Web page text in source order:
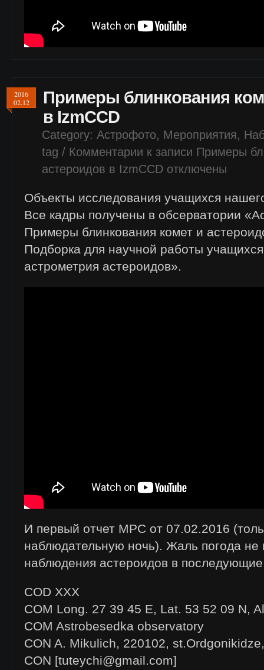
2016
02.12
Примеры блинкования
в IzmCCD
Category: Астрофото, Мероприятия,
tag / Комментарии к записи Примеры
астероидов в IzmCCD отключены
Объекты исследования учащихся
Все кадры получены в обсерватории
Примеры блинкования комет и
Подборка для научной работы
астрометрия астероидов».
И первый отчет MPC от 07.02.2016
наблюдательную ночь). Жаль погода не
наблюдения астероидов в
COD XXX
COM Long. 27 39 45 E, Lat. 53 52 09 N,
COM Astrobesedka observatory
CON A. Mikulich, 220102,
CON [tuteychi@gmail.com]